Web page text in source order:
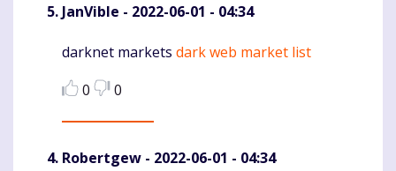
JanVible - 2022-06-01 - 04:34
Komentaras
darknet markets dark web market list
0
0
Robertgew - 2022-06-01 - 04:34